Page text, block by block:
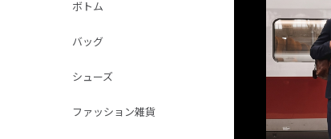
ボトム
バッグ
シューズ
ファッション雑貨